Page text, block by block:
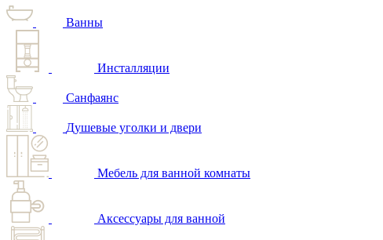
Ванны
Инсталляции
Санфаянс
Душевые уголки и двери
Мебель для ванной комнаты
Аксессуары для ванной